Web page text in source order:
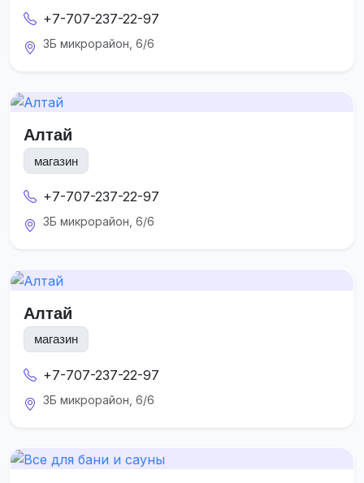
+7-707-237-22-97
3Б микрорайон, 6/6
Алтай
магазин
+7-707-237-22-97
3Б микрорайон, 6/6
Алтай
магазин
+7-707-237-22-97
3Б микрорайон, 6/6